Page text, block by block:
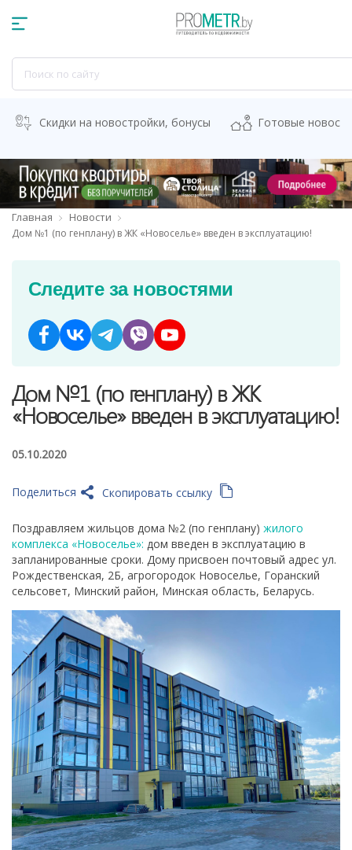
Скидки на новостройки, бонусы Готовые
Главная Новости
Дом №1 (по генплану) в ЖК «Новоселье» введен в эксплуатацию!
Следите за новостями
Дом №1 (по генплану) в ЖК
«Новоселье» введен в эксплуатацию!
05.10.2020
Скопировать ссылку
Поделиться
Поздравляем жильцов дома №2 (по генплану) жилого
комплекса «Новоселье»: дом введен в эксплуатацию в
запланированные сроки. Дому присвоен почтовый адрес ул.
Рождественская, 2Б, агрогородок Новоселье, Горанский
сельсовет, Минский район, Минская область, Беларусь.